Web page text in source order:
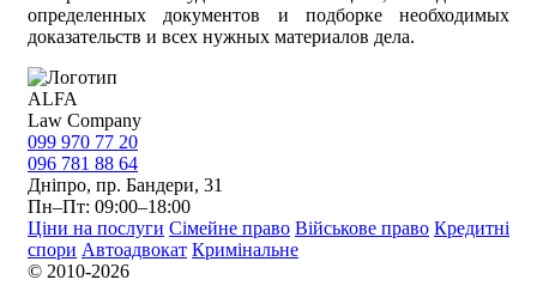
определенных документов и подборке необходимых
доказательств и всех нужных материалов дела.
ALFA
Law Company
099 970 77 20
096 781 88 64
Дніпро, пр. Бандери, 31
Пн–Пт: 09:00–18:00
Ціни на послуги Сімейне право Військове право Кредитні
спори Автоадвокат Кримінальне
© 2010-2026